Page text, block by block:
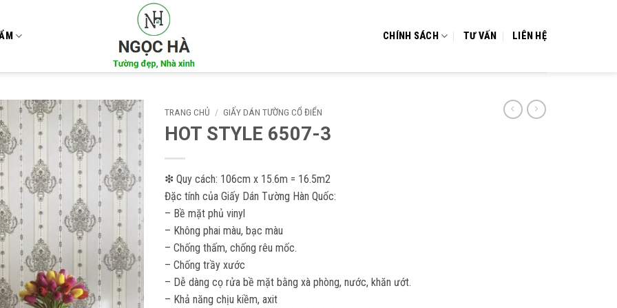
CHÍNH SÁCH TƯ VẤN LIÊN HỆ
Add to
wishlist
TRANG CHỦ / GIẤY DÁN TƯỜNG CỔ ĐIỂN
HOT STYLE 6507-3
❇ Quy cách: 106cm x 15.6m = 16.5m2
Đặc tính của Giấy Dán Tường Hàn Quốc:
– Bề mặt phủ vinyl
– Không phai màu, bạc màu
– Chống thấm, chống rêu mốc.
– Chống trầy xước
– Dễ dàng cọ rửa bề mặt bằng xà phòng, nước, khăn ướt.
– Khả năng chịu kiềm, axit